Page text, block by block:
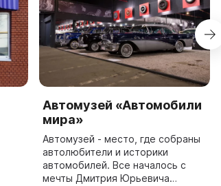
Автомузей «Автомобили
мира»
Автомузей - место, где собраны
автолюбители и историки
автомобилей. Все началось с
мечты Дмитрия Юрьевича